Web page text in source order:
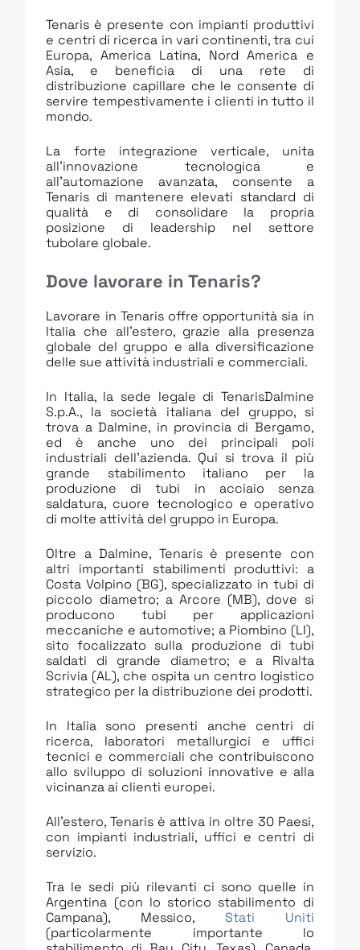
Tenaris è presente con impianti produttivi
e centri di ricerca in vari continenti, tra cui
Europa, America Latina, Nord America e
Asia, e beneficia di una rete di
distribuzione capillare che le consente di
servire tempestivamente i clienti in tutto il
mondo.
La forte integrazione verticale, unita
all’innovazione tecnologica e
all’automazione avanzata, consente a
Tenaris di mantenere elevati standard di
qualità e di consolidare la propria
posizione di leadership nel settore
tubolare globale.
Dove lavorare in Tenaris?
Lavorare in Tenaris offre opportunità sia in
Italia che all’estero, grazie alla presenza
globale del gruppo e alla diversificazione
delle sue attività industriali e commerciali.
In Italia, la sede legale di TenarisDalmine
S.p.A., la società italiana del gruppo, si
trova a Dalmine, in provincia di Bergamo,
ed è anche uno dei principali poli
industriali dell’azienda. Qui si trova il più
grande stabilimento italiano per la
produzione di tubi in acciaio senza
saldatura, cuore tecnologico e operativo
di molte attività del gruppo in Europa.
Oltre a Dalmine, Tenaris è presente con
altri importanti stabilimenti produttivi: a
Costa Volpino (BG), specializzato in tubi di
piccolo diametro; a Arcore (MB), dove si
producono tubi per applicazioni
meccaniche e automotive; a Piombino (LI),
sito focalizzato sulla produzione di tubi
saldati di grande diametro; e a Rivalta
Scrivia (AL), che ospita un centro logistico
strategico per la distribuzione dei prodotti.
In Italia sono presenti anche centri di
ricerca, laboratori metallurgici e uffici
tecnici e commerciali che contribuiscono
allo sviluppo di soluzioni innovative e alla
vicinanza ai clienti europei.
All’estero, Tenaris è attiva in oltre 30 Paesi,
con impianti industriali, uffici e centri di
servizio.
Tra le sedi più rilevanti ci sono quelle in
Argentina (con lo storico stabilimento di
Campana), Messico, Stati Uniti
(particolarmente importante lo